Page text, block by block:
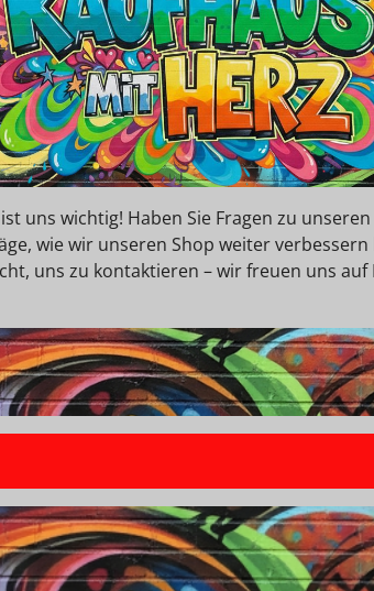
uns wichtig! Haben Sie Fragen zu
wie wir unseren Shop weiter verbessern
uns zu kontaktieren – wir freuen uns auf